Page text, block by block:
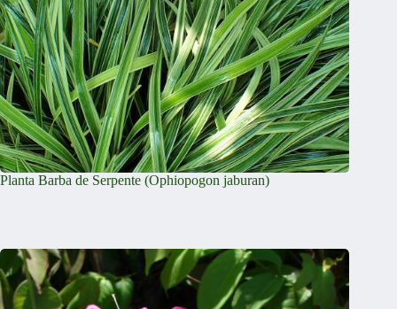
Planta Barba de Serpente (Ophiopogon jaburan)